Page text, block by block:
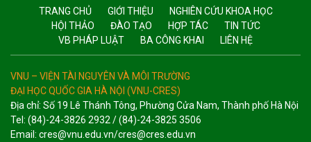
TRANG CHỦ GIỚI THIỆU
NGHIÊN CỨU KHOA HỌC
HỘI THẢO
ĐÀO TẠO HỢP TÁC
TIN TỨC
VB PHÁP LUẬT
BA CÔNG KHAI LIÊN HỆ
VNU – VIỆN TÀI NGUYÊN VÀ MÔI TRƯỜNG
ĐẠI HỌC QUỐC GIA HÀ NỘI (VNU-CRES)
Địa chỉ: Số 19 Lê Thánh Tông, Phường Cửa Nam, Thành phố Hà Nội
Tel: (84)-24-3826 2932 / (84)-24-3825 3506
Email: cres@vnu.edu.vn/cres@cres.edu.vn